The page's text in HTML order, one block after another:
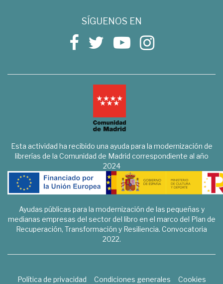
SÍGUENOS EN
Esta actividad ha recibido una ayuda para la modernización de
librerías de la Comunidad de Madrid correspondiente al año
2024
Ayudas públicas para la modernización de las pequeñas y
medianas empresas del sector del libro en el marco del Plan de
Recuperación, Transformación y Resiliencia. Convocatoria
2022.
Política de privacidad Condiciones generales
Cookies